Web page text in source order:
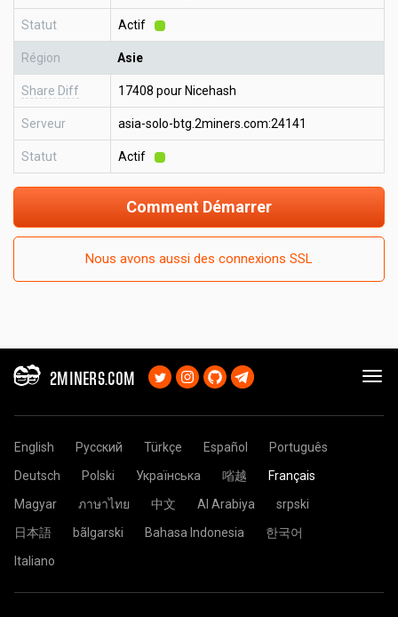
Statut Actif
Région Asie
Share Diff 17408 pour Nicehash
Serveur asia-solo-btg.2miners.com:24141
Statut Actif
Comment Démarrer
Nous avons aussi des connexions SSL
2MINERS.COM
English Русский Türkçe Español
Português
Deutsch
Polski Українська 㗂越
Français
Magyar
ภาษาไทย 中文 Al Arabiya
srpski
日本語
bãlgarski Bahasa Indonesia
한국어
Italiano